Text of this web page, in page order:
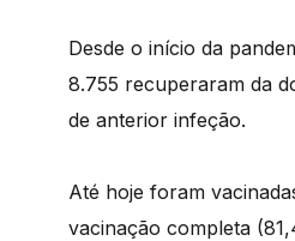
Desde o início da
8.755 recuperaram da
de anterior infeção.
Até hoje foram
vacinação completa